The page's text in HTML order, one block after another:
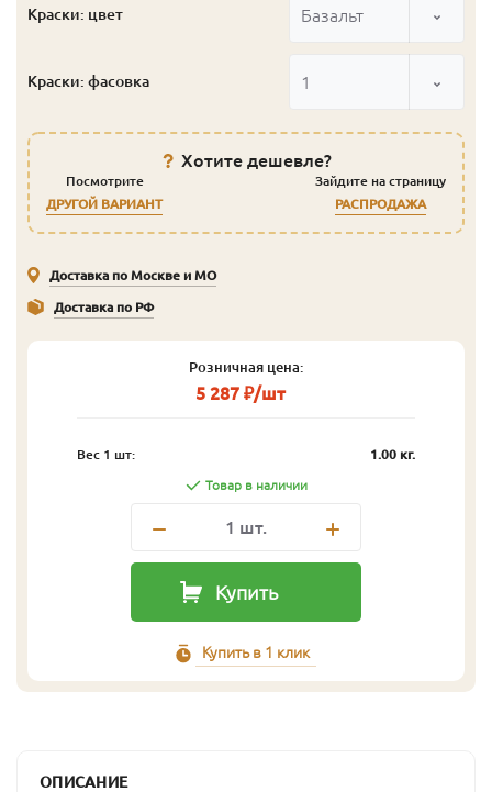
Краски: цвет Базальт
Краски: фасовка 1
Хотите дешевле?
Посмотрите
ДРУГОЙ ВАРИАНТ
Зайдите на страницу
РАСПРОДАЖА
Доставка по Москве и МО
Доставка по РФ
Розничная цена:
5 287 ₽/шт
Вес 1 шт: 1.00 кг.
Товар в наличии
1 шт.
Купить
Купить в 1 клик
ОПИСАНИЕ